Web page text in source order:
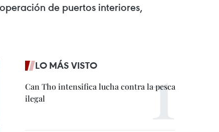
de puertos interiores,
LO MÁS VISTO
Can Tho intensifica lucha contra la pesca
ilegal